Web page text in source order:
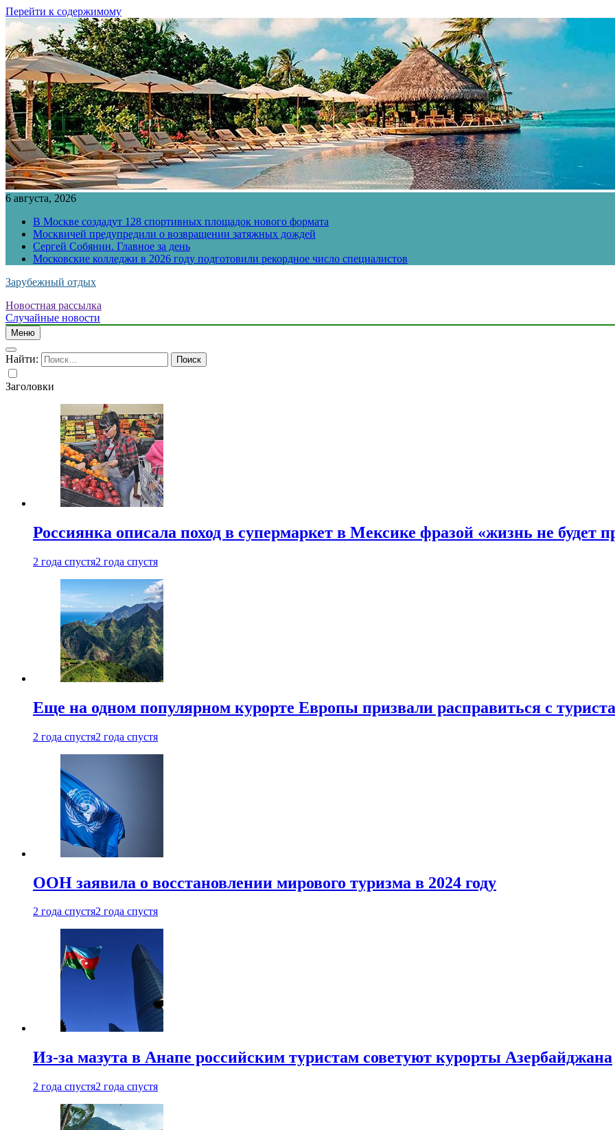
Перейти к содержимому
6 августа, 2026
В Москве создадут 128 спортивных площадок нового формата
Москвичей предупредили о возвращении затяжных дождей
Сергей Собянин. Главное за день
Московские колледжи в 2026 году подготовили рекордное число специалистов
Зарубежный отдых
Новостная рассылка
Случайные новости
Меню
Найти:
Заголовки
Россиянка описала поход в супермаркет в Мексике фразой «жизнь не будет
2 года спустя2 года спустя
Еще на одном популярном курорте Европы призвали расправиться с
2 года спустя2 года спустя
ООН заявила о восстановлении мирового туризма в 2024 году
2 года спустя2 года спустя
Из-за мазута в Анапе российским туристам советуют курорты Азербайджана
2 года спустя2 года спустя